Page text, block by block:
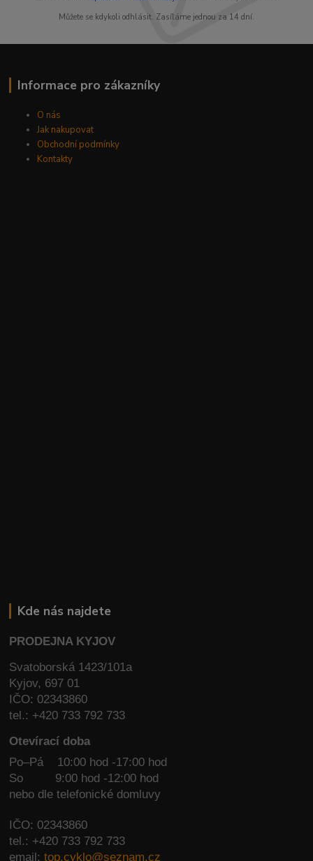
Můžete se kdykoli odhlásit. Zasíláme jednou za 14 dní.
Informace pro zákazníky
O nás
Jak nakupovat
Obchodní podmínky
Kontakty
Kde nás najdete
PRODEJNA KYJOV
Svatoborská 1423/101a
Kyjov, 697 01
IČO: 02343860
tel.: +420 733 792 733
Otevírací doba
Po–Pá 10:00 hod -17:00 hod
So
9:00 hod -12:00 hod
nebo dle telefonické domluvy
IČO: 02343860
tel.: +420 733 792 733
email:top.cyklo@seznam.cz